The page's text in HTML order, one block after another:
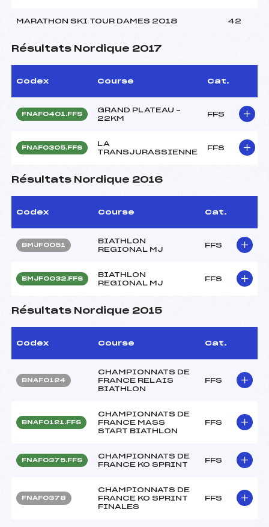
MARATHON SKI TOUR DAMES 2018 42
Résultats Nordique 2017
Codex Course Cat.
FNAF0401.FFS
GRAND PLATEAU –
22KM
FFS
FNAF0305.FFS
LA
TRANSJURASSIENNE
FFS
Résultats Nordique 2016
Codex Course Cat.
BMJF0051
BIATHLON
REGIONAL MJ
FFS
BMJF0032.FFS
BIATHLON
REGIONAL MJ
FFS
Résultats Nordique 2015
Codex Course Cat.
BNAF0124
CHAMPIONNATS DE
FRANCE RELAIS
BIATHLON
FFS
BNAF0121.FFS
CHAMPIONNATS DE
FRANCE MASS
START BIATHLON
FFS
FNAF0375.FFS
CHAMPIONNATS DE
FRANCE KO SPRINT
FFS
FNAF0378
CHAMPIONNATS DE
FRANCE KO SPRINT
FINALES
FFS